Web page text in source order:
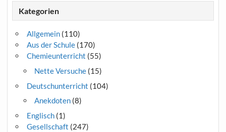
Kategorien
Allgemein(110)
Aus der Schule(170)
Chemieunterricht (55)
Nette Versuche(15)
Deutschunterricht (104)
Anekdoten(8)
Englisch(1)
Gesellschaft (247)